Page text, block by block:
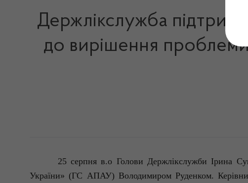
Держлікслужба
до вирішення
25 серпняв.о ГоловиДержлікслужби Ірина
України» (ГС АПАУ) Володимиром Руденком.